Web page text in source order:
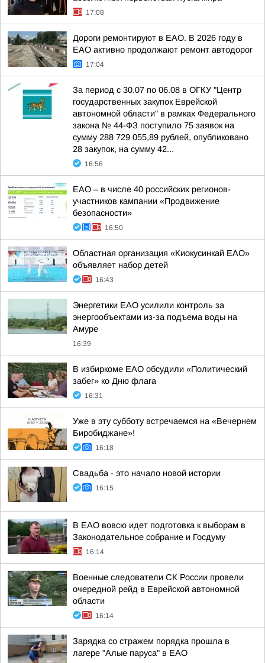
17:08
Дороги ремонтируют в ЕАО. В 2026 году в
ЕАО активно продолжают ремонт автодорог
17:04
За период с 30.07 по 06.08 в ОГКУ "Центр
государственных закупок Еврейской
автономной области" в рамках Федерального
закона № 44-ФЗ поступило 75 заявок на
сумму 288 729 055,89 рублей, опубликовано
28 закупок, на сумму 42...
16:56
ЕАО – в числе 40 российских регионов-
участников кампании «Продвижение
безопасности»
16:50
Областная организация «Киокусинкай ЕАО»
объявляет набор детей
16:43
Энергетики ЕАО усилили контроль за
энергообъектами из-за подъема воды на
Амуре
16:39
В избиркоме ЕАО обсудили «Политический
забег» ко Дню флага
16:31
Уже в эту субботу встречаемся на «Вечернем
Биробиджане»!
16:18
Свадьба - это начало новой истории
16:15
В ЕАО вовсю идет подготовка к выборам в
Законодательное собрание и Госдуму
16:14
Военные следователи СК России провели
очередной рейд в Еврейской автономной
области
16:14
Зарядка со стражем порядка прошла в
лагере "Алые паруса" в ЕАО